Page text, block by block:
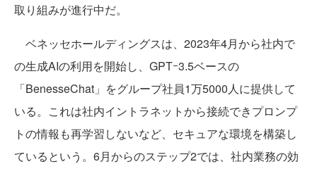
取り組みが進行中だ。
ベネッセホールディングスは、2023年4月から社内で
の生成AIの利用を開始し、GPTｰ3.5ベースの
「BenesseChat」をグループ社員1万5000人に提供して
いる。これは社内イントラネットから接続できプロンプ
トの情報も再学習しないなど、セキュアな環境を構築し
ているという。6月からのステップ2では、社内業務の効